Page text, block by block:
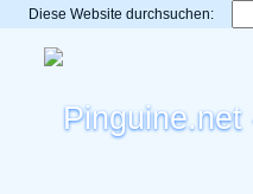
Diese Website durchsuchen: